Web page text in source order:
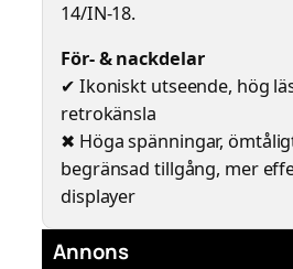
14/IN-18.
För- & nackdelar
✔ Ikoniskt utseende, hög
retrokänsla
✖ Höga spänningar,
begränsad tillgång, mer
displayer
Annons